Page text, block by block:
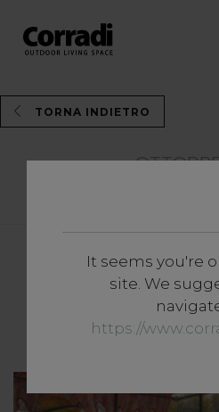
It seems you're
site. We
https://
TORNA INDIETRO
Una colazione
con Pierre-